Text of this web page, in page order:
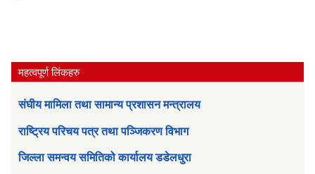
महत्वपूर्ण लिंकहरु
संघीय मामिला तथा सामान्य प्रशासन मन्त्रालय
राष्ट्रिय परिचय पत्र तथा पञ्जिकरण विभाग
जिल्ला समन्वय समितिको कार्यालय डडेलधुरा